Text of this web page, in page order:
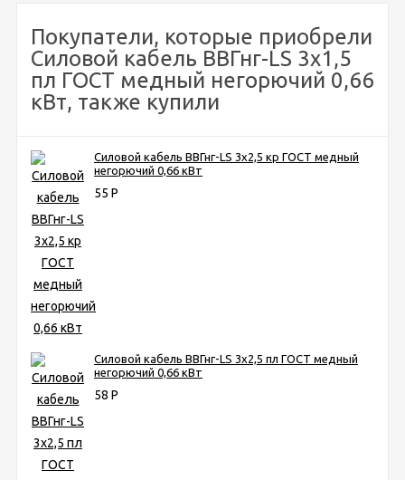
Покупатели, которые приобрели
Силовой кабель ВВГнг-LS 3х1,5
пл ГОСТ медный негорючий 0,66
кВт, также купили
Силовой кабель ВВГнг-LS 3х2,5 кр ГОСТ медный
негорючий 0,66 кВт
55 Р
Силовой кабель ВВГнг-LS 3х2,5 пл ГОСТ медный
негорючий 0,66 кВт
58 Р